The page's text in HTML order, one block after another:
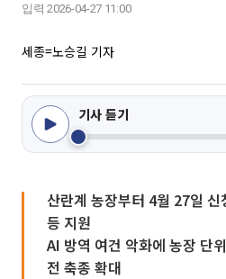
입력 2026-04-27 11:00
세종=노승길 기자
기사 듣기
산란계 농장부터 4월 27일
등 지원
AI 방역 여건 악화에 농장 단
전 축종 확대